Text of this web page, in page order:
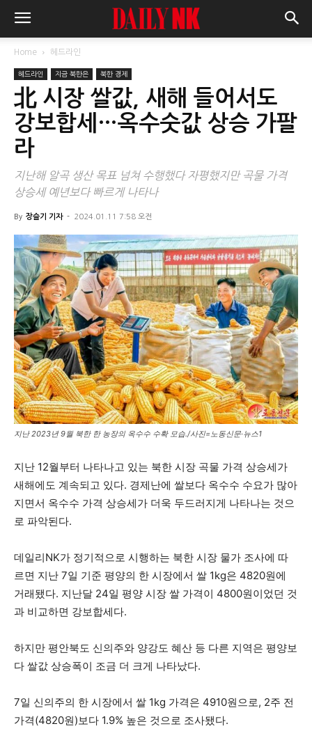
Home 헤드라인
헤드라인 지금 북한은 북한 경제
北 시장 쌀값, 새해 들어서도
강보합세…옥수숫값 상승 가팔
라
지난해 알곡 생산 목표 넘쳐 수행했다 자평했지만 곡물 가격
상승세 예년보다 빠르게 나타나
By 장슬기 기자 - 2024.01.11 7:58 오전
지난 2023년 9월 북한 한 농장의 옥수수 수확 모습./사진=노동신문·뉴스1
지난 12월부터 나타나고 있는 북한 시장 곡물 가격 상승세가
새해에도 계속되고 있다. 경제난에 쌀보다 옥수수 수요가 많아
지면서 옥수수 가격 상승세가 더욱 두드러지게 나타나는 것으
로 파악된다.
데일리NK가 정기적으로 시행하는 북한 시장 물가 조사에 따
르면 지난 7일 기준 평양의 한 시장에서 쌀 1kg은 4820원에
거래됐다. 지난달 24일 평양 시장 쌀 가격이 4800원이었던 것
과 비교하면 강보합세다.
하지만 평안북도 신의주와 양강도 혜산 등 다른 지역은 평양보
다 쌀값 상승폭이 조금 더 크게 나타났다.
7일 신의주의 한 시장에서 쌀 1kg 가격은 4910원으로, 2주 전
가격(4820원)보다 1.9% 높은 것으로 조사됐다.